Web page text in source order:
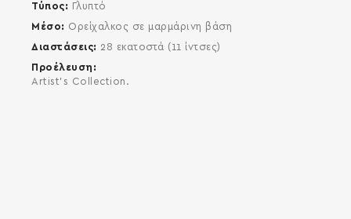
Τύπος
Γλυπτό
Μέσο
Ορείχαλκος σε μαρμάρινη βάση
Διαστάσεις
28 εκατοστά (11 ίντσες)
Προέλευση
Artist's Collection.